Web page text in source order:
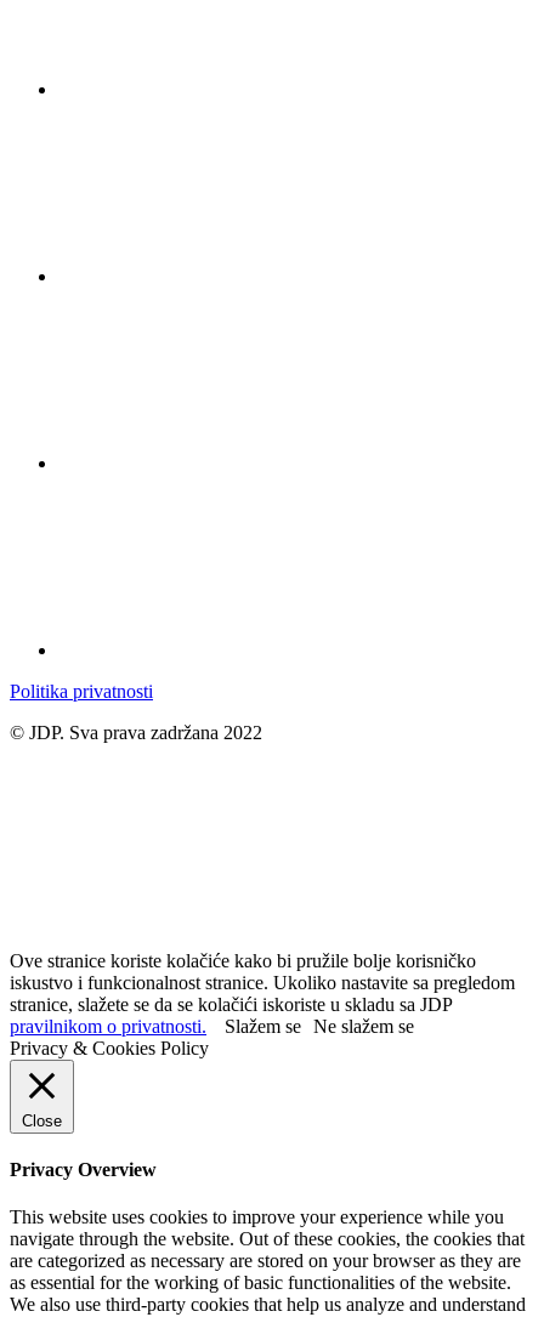
Politika privatnosti
© JDP. Sva prava zadržana 2022
Ove stranice koriste kolačiće kako bi pružile bolje korisničko
iskustvo i funkcionalnost stranice. Ukoliko nastavite sa pregledom
stranice, slažete se da se kolačići iskoriste u skladu sa JDP
pravilnikom o privatnosti.
Slažem se Ne slažem se
Privacy & Cookies Policy
Close
Privacy Overview
This website uses cookies to improve your experience while you
navigate through the website. Out of these cookies, the cookies that
are categorized as necessary are stored on your browser as they are
as essential for the working of basic functionalities of the website.
We also use third-party cookies that help us analyze and understand